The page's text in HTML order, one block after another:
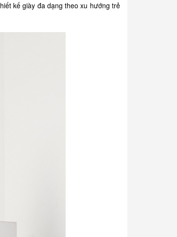
kế giày đa dạng theo xu hướng trẻ